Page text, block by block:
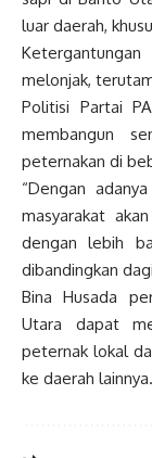
luar daerah,
melonjak,
Politisi Partai
membangun
peternakan di
“Dengan
masyarakat
dengan lebih
dibandingkan
Bina Husada
Utara dapat
peternak lokal
ke daerah lainnya.